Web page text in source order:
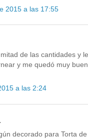
2015 a las 17:55
de las cantidades y
y me quedó muy
a las 2:24
decorado para Torta